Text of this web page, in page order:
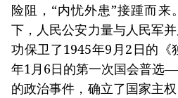
险阻，“内忧外患”接踵而来
下，人民公安力量与人民军
功保卫了1945年9月2日的《
年1月6日的第一次国会普选
的政治事件，确立了国家主